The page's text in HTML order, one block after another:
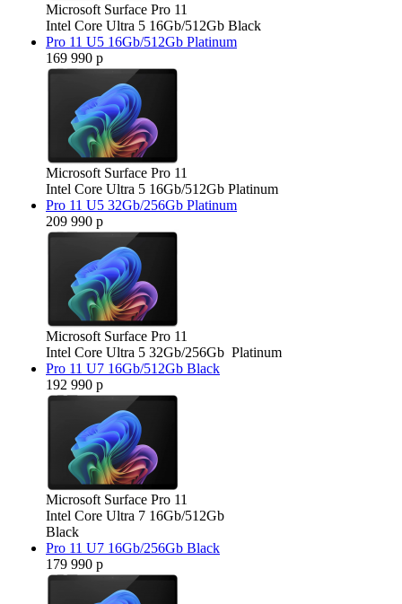
Microsoft Surface Pro 11
Intel Core Ultra 5 16Gb/512Gb Black
Pro 11 U5 16Gb/512Gb Platinum
169 990 р
Microsoft Surface Pro 11
Intel Core Ultra 5 16Gb/512Gb Platinum
Pro 11 U5 32Gb/256Gb Platinum
209 990 р
Microsoft Surface Pro 11
Intel Core Ultra 5 32Gb/256Gb Platinum
Pro 11 U7 16Gb/512Gb Black
192 990 р
Microsoft Surface Pro 11
Intel Core Ultra 7 16Gb/512Gb
Black
Pro 11 U7 16Gb/256Gb Black
179 990 р